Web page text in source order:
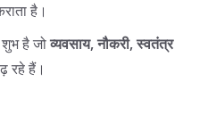
है।
है जोव्यवसाय, नौकरी, स्वतंत्र
रहे हैं।